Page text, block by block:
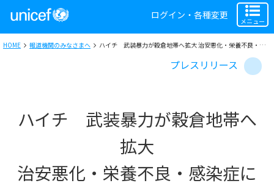
ログイン・各種変更
メニュー
HOME 報道機関のみなさまへ ハイチ 武装暴力が穀倉地帯へ拡大 治安悪化・栄養不良・感染症にさらされる子どもたち ユニセフ事務局長「国際社会の支援を」
プレスリリース
ハイチ 武装暴力が穀倉地帯へ
拡大
治安悪化・栄養不良・感染症に